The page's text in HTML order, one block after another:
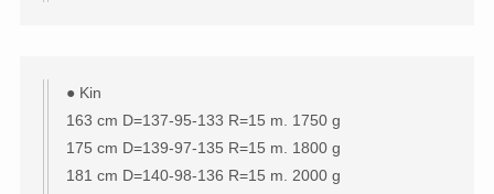
● Kin
163 cm D=137-95-133 R=15 m. 1750 g
175 cm D=139-97-135 R=15 m. 1800 g
181 cm D=140-98-136 R=15 m. 2000 g